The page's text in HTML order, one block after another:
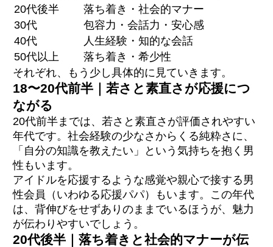
20代後半
落ち着き・社会的マナー
30代
包容力・会話力・安心感
40代
人生経験・知的な会話
50代以上
落ち着き・希少性
それぞれ、もう少し具体的に見ていきます。
18〜20代前半｜若さと素直さが応援につ
ながる
20代前半までは、若さと素直さが評価されやすい
年代です。社会経験の少なさからくる純粋さに、
「自分の知識を教えたい」という気持ちを抱く男
性もいます。
アイドルを応援するような感覚や親心で接する男
性会員（いわゆる応援パパ）もいます。この年代
は、背伸びをせずありのままでいるほうが、魅力
が伝わりやすいでしょう。
20代後半｜落ち着きと社会的マナーが伝